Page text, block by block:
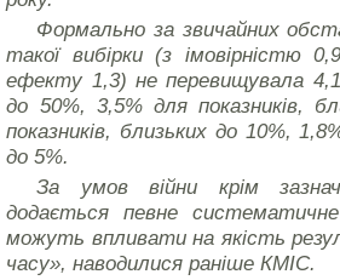
Формально за звичайних
такої вибірки (з імовірністю
ефекту 1,3) не перевищувала
до 50%, 3,5% для показників,
показників, близьких до 10%,
до 5%.
За умов війни крім
додається певне
можуть впливати на якість
часу», наводилися раніше КМІС.